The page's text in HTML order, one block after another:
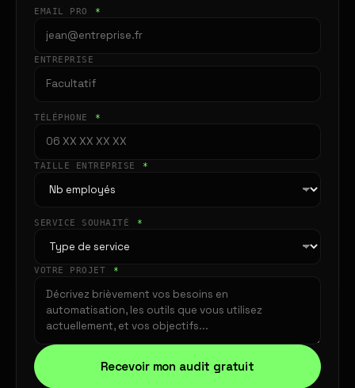
EMAIL PRO *
ENTREPRISE
TÉLÉPHONE *
TAILLE ENTREPRISE *
SERVICE SOUHAITÉ *
VOTRE PROJET *
Recevoir mon audit gratuit